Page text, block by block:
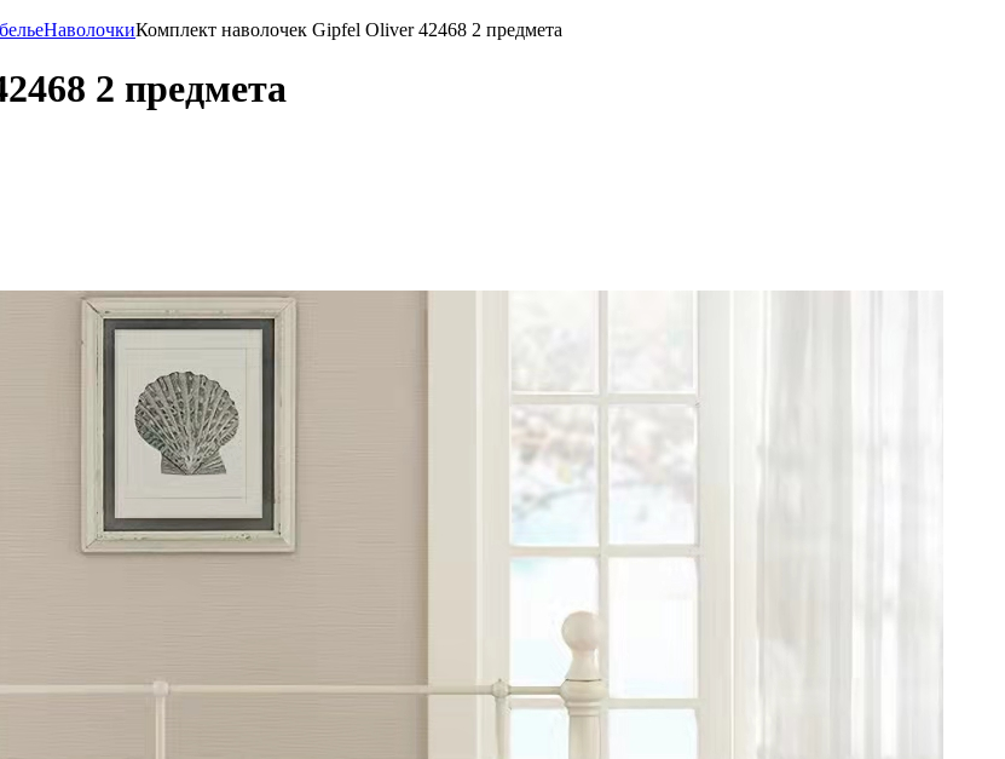
НаволочкиКомплект наволочек Gipfel Oliver 42468 2 предмета
2 предмета